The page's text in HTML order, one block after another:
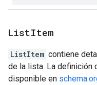
ListItem
ListItem contiene
de la lista. La definición
disponible en